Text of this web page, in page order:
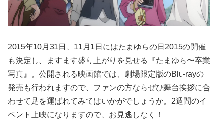
2015年10月31日、11月1日にはたまゆらの日2015の開催
も決定し、ますます盛り上がりを見せる『たまゆら〜卒業
写真』。公開される映画館では、劇場限定版のBlu-rayの
発売も行われますので、ファンの方ならぜひ舞台挨拶に合
わせて足を運ばれてみてはいかがでしょうか。2週間のイ
ベント上映になりますので、お見逃しなく！